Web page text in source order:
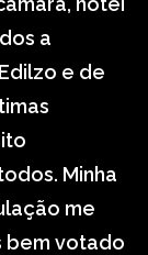
a
e de
Minha
me
bem votado